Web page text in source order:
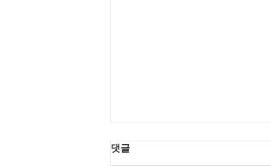
2025년 스마일사협 결산 보
댓글